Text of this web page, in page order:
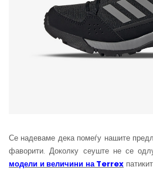
Се надеваме дека помеѓу нашите
фаворити. Доколку сеуште не се
модели и величини наTerrex